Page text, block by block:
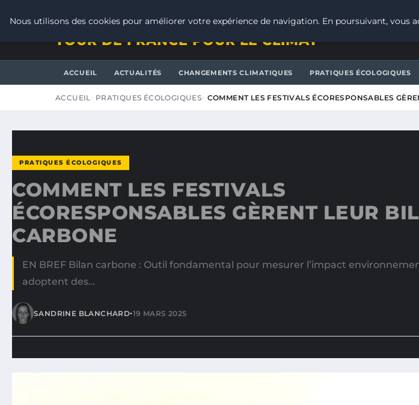
TOUR DE FRANCE POUR LE CLIMAT
ACCUEIL ACTUALITÉS CHANGEMENTS CLIMATIQUES PRATIQUES ÉCOLOGIQUES
ACCUEIL PRATIQUES ÉCOLOGIQUES COMMENT LES FESTIVALS ÉCORESPONSABLES
PRATIQUES ÉCOLOGIQUES
COMMENT LES FESTIVALS
ÉCORESPONSABLES GÈRENT LEUR
CARBONE
EN BREF Bilan carbone : Outil fondamental pour mesurer l’impact
adoptent des…
SANDRINE BLANCHARD•19 MARS 2025
Nous utilisons des cookies pour améliorer votre expérience de navigation. En poursuivant, vous